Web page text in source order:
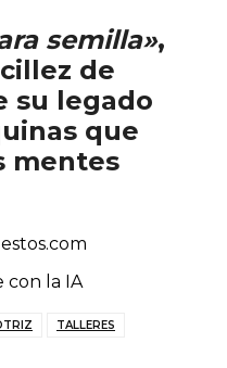
semilla»,
de
su legado
que
mentes
con la IA
TALLERES